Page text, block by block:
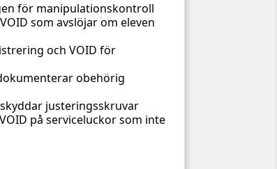
för manipulationskontroll
som avslöjar om eleven
och VOID för
obehörig
justeringsskruvar
på serviceluckor som inte